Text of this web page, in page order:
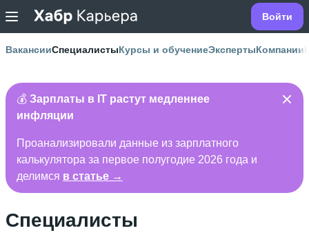
Войти
ВакансииСпециалистыКурсы и обучениеЭкспертыКомпании
💰 Зарплаты в IT растут медленнее
инфляции
Проанализировали данные из зарплатного
калькулятора за первое полугодие 2026 года и
делимся в статье →
Специалисты